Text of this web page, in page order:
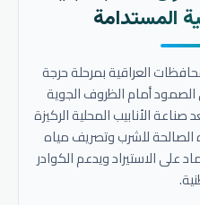
المستدامة
العراقية بمرحلة حرجة
الصمود أمام الظروف الجوية
صناعة الأنابيب المحلية الركيزة
للشرب وتصريف مياه
على الاستيراد ويدعم الكوادر